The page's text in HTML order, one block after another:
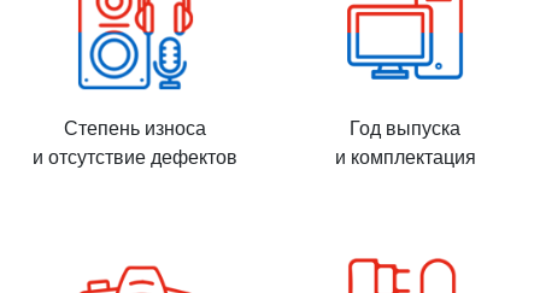
Степень износа
и отсутствие дефектов
Год выпуска
и комплектация